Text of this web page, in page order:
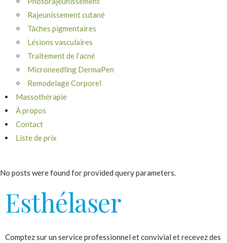
Rajeunissement cutané
Tâches pigmentaires
Lésions vasculaires
Traitement de l’acné
Microneedling DermaPen
Remodelage Corporel
Massothérapie
À propos
Contact
Liste de prix
No posts were found for provided query parameters.
Esthélaser
Comptez sur un service professionnel et convivial et recevez des